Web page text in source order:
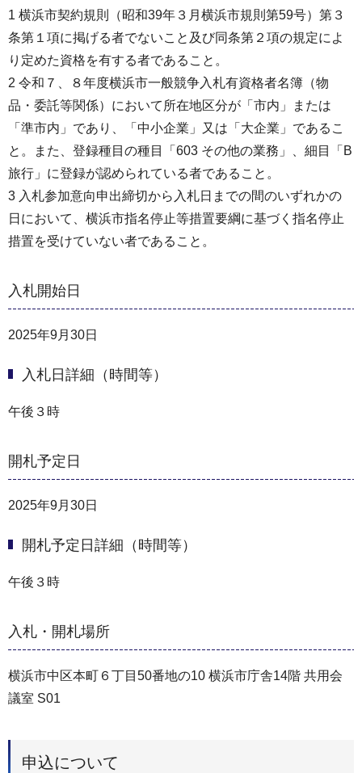
1 横浜市契約規則（昭和39年３月横浜市規則第59号）第３
条第１項に掲げる者でないこと及び同条第２項の規定によ
り定めた資格を有する者であること。
2 令和７、８年度横浜市一般競争入札有資格者名簿（物
品・委託等関係）において所在地区分が「市内」または
「準市内」であり、「中小企業」又は「大企業」であるこ
と。また、登録種目の種目「603 その他の業務」、細目「B
旅行」に登録が認められている者であること。
3 入札参加意向申出締切から入札日までの間のいずれかの
日において、横浜市指名停止等措置要綱に基づく指名停止
措置を受けていない者であること。
入札開始日
2025年9月30日
入札日詳細（時間等）
午後３時
開札予定日
2025年9月30日
開札予定日詳細（時間等）
午後３時
入札・開札場所
横浜市中区本町６丁目50番地の10 横浜市庁舎14階 共用会
議室 S01
申込について